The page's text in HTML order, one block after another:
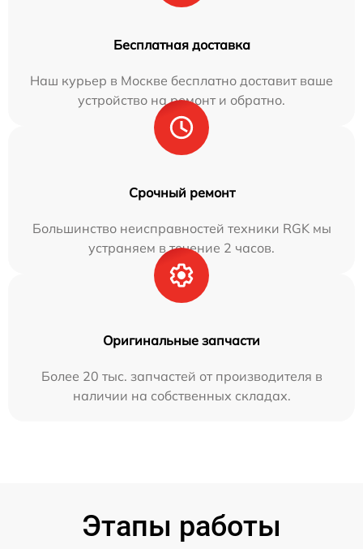
Бесплатная доставка
Наш курьер в Москве бесплатно доставит ваше
устройство на ремонт и обратно.
Срочный ремонт
Большинство неисправностей техники RGK мы
устраняем в течение 2 часов.
Оригинальные запчасти
Более 20 тыс. запчастей от производителя в
наличии на собственных складах.
Этапы работы